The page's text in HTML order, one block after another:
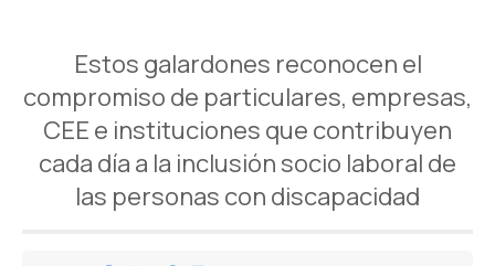
Estos galardones reconocen el
compromiso de particulares, empresas,
CEE e instituciones que contribuyen
cada día a la inclusión socio laboral de
las personas con discapacidad